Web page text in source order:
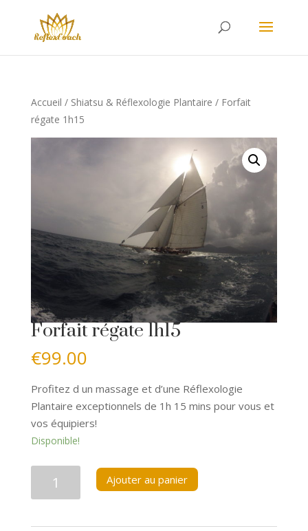
Accueil / Shiatsu & Réflexologie Plantaire / Forfait
régate 1h15
Forfait régate 1h15
€99.00
Profitez d un massage et d’une Réflexologie
Plantaire exceptionnels de 1h 15 mins pour vous et
vos équipiers!
Disponible!
régate
Ajouter au panier